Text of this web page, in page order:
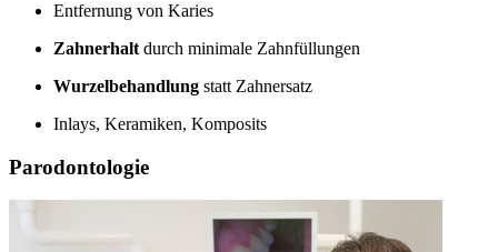
Entfernung von Karies
Zahnerhalt durch minimale Zahnfüllungen
Wurzelbehandlung statt Zahnersatz
Inlays, Keramiken, Komposits
Parodontologie